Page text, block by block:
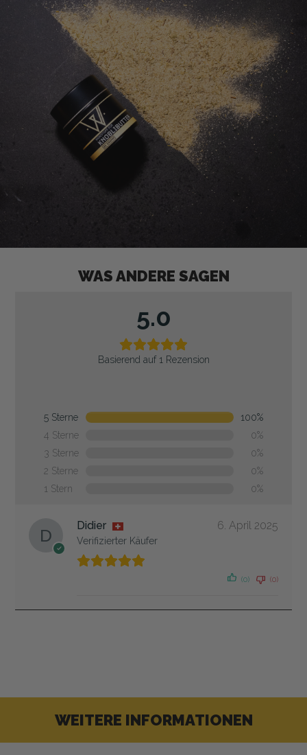
WAS ANDERE SAGEN
5.0
Basierend auf 1 Rezension
5 Sterne
100%
4 Sterne
0%
3 Sterne
0%
2 Sterne
0%
1 Stern
0%
Didier
Verifizierter Käufer
6. April 2025
(0) (0)
WEITERE INFORMATIONEN